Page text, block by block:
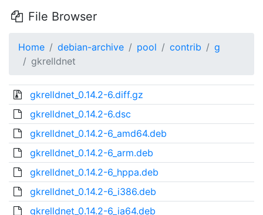
File Browser
Home debian-archive pool contrib
g
gkrelldnet
gkrelldnet_0.14.2-6.diff.gz
gkrelldnet_0.14.2-6.dsc
gkrelldnet_0.14.2-6_amd64.deb
gkrelldnet_0.14.2-6_arm.deb
gkrelldnet_0.14.2-6_hppa.deb
gkrelldnet_0.14.2-6_i386.deb
gkrelldnet_0.14.2-6_ia64.deb